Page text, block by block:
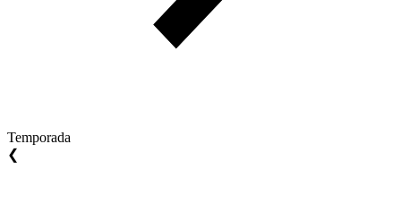
Temporada
❮